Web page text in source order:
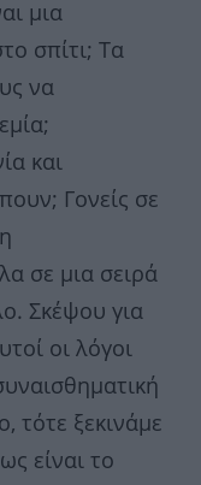
μια
σπίτι; Τα
να
και
Γονείς σε
σε μια σειρά
Σκέψου για
οι λόγοι
τότε ξεκινάμε
είναι το